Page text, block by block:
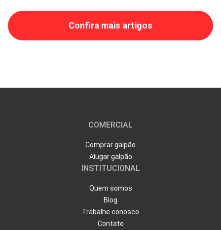
Confira mais artigos
COMERCIAL
Comprar galpão
Alugar galpão
INSTITUCIONAL
Quem somos
Blog
Trabalhe conosco
Contato